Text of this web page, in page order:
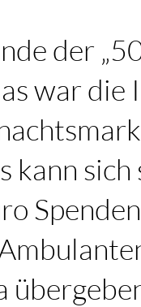
der
war die
sich